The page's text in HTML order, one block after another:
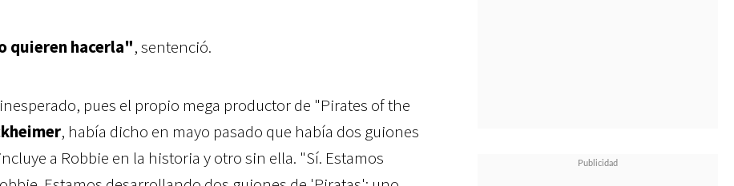
quieren hacerla", sentenció.
pues el propio mega productor de "Pirates of the
, había dicho en mayo pasado que había dos guiones
a Robbie en la historia y otro sin ella. "Sí. Estamos